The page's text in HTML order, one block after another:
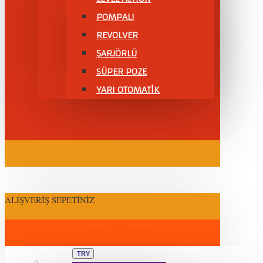
POMPALI
REVOLVER
ŞARJÖRLÜ
SÜPER POZE
YARI OTOMATİK
ALIŞVERIŞ SEPETINIZ
TRY